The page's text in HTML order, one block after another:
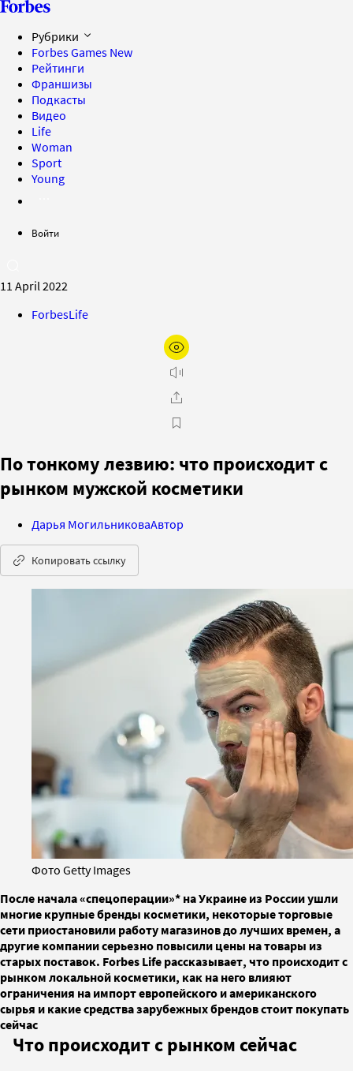
Рубрики
Forbes Games New
Рейтинги
Франшизы
Подкасты
Видео
Life
Woman
Sport
Young
Войти
11 April 2022
ForbesLife
По тонкому лезвию: что происходит с
рынком мужской косметики
Дарья МогильниковаАвтор
Копировать ссылку
Фото Getty Images
После начала «спецоперации»* на Украине из России ушли
многие крупные бренды косметики, некоторые торговые
сети приостановили работу магазинов до лучших времен, а
другие компании серьезно повысили цены на товары из
старых поставок. Forbes Life рассказывает, что происходит с
рынком локальной косметики, как на него влияют
ограничения на импорт европейского и американского
сырья и какие средства зарубежных брендов стоит покупать
сейчас
Что происходит с рынком сейчас